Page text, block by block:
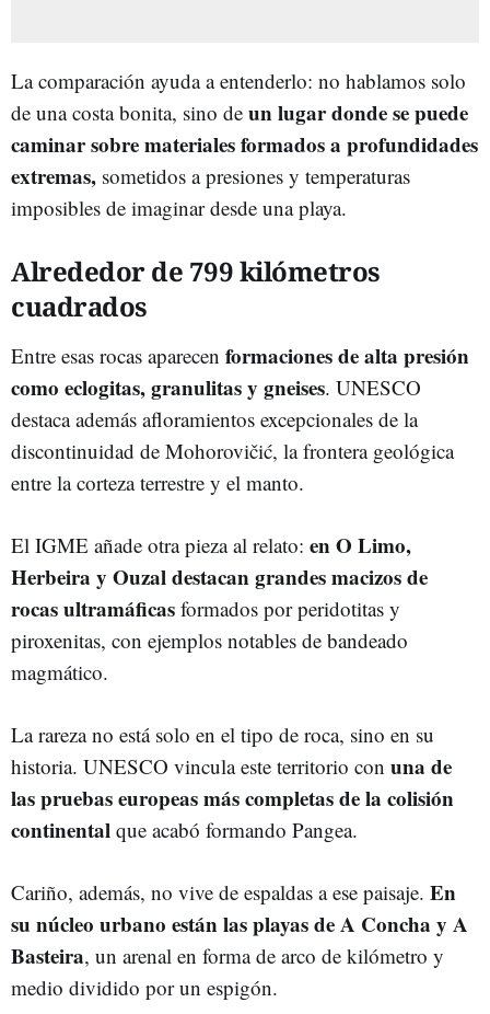
La comparación ayuda a entenderlo: no hablamos solo
de una costa bonita, sino de un lugar donde se puede
caminar sobre materiales formados a profundidades
extremas, sometidos a presiones y temperaturas
imposibles de imaginar desde una playa.
Alrededor de 799 kilómetros
cuadrados
Entre esas rocas aparecen formaciones de alta presión
como eclogitas, granulitas y gneises. UNESCO
destaca además afloramientos excepcionales de la
discontinuidad de Mohorovičić, la frontera geológica
entre la corteza terrestre y el manto.
El IGME añade otra pieza al relato: en O Limo,
Herbeira y Ouzal destacan grandes macizos de
rocas ultramáficas formados por peridotitas y
piroxenitas, con ejemplos notables de bandeado
magmático.
La rareza no está solo en el tipo de roca, sino en su
historia. UNESCO vincula este territorio con una de
las pruebas europeas más completas de la colisión
continental que acabó formando Pangea.
Cariño, además, no vive de espaldas a ese paisaje. En
su núcleo urbano están las playas de A Concha y A
Basteira, un arenal en forma de arco de kilómetro y
medio dividido por un espigón.